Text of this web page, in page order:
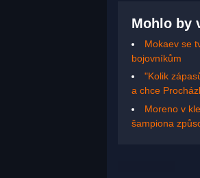
Mohlo by
Mokaev se
bojovníkům
"Kolik
a chce
Moreno v
šampiona